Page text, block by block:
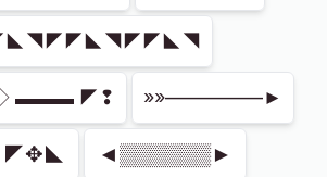
▬▬▬ ◤❢ »»––––––––––►
◄▒▒▒▒▒▒►